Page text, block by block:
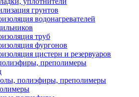
грунтов
водонагревателей
труб
фургонов
цистерн и резервуаров
преполимеры
полиэфиры, преполимеры